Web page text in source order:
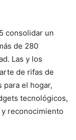
consolidar un
de 280
Las y los
de rifas de
el hogar,
tecnológicos,
reconocimiento